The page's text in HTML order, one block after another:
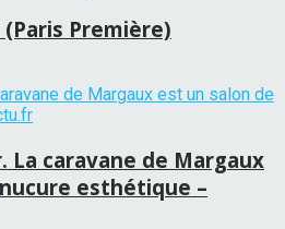
Première)
caravane de Margaux
esthétique –